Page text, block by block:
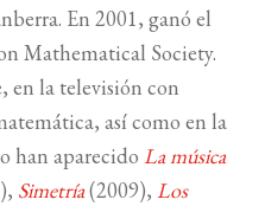
En 2001, ganó el
Mathematical Society.
en la televisión con
así como en la
han aparecido La música
Simetría(2009), Los